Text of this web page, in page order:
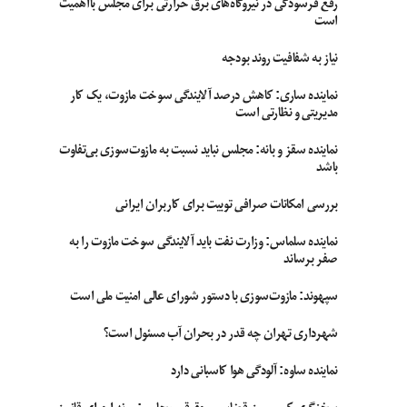
است
نیاز به شفافیت روند بودجه
نماینده ساری: کاهش درصد آلایندگی سوخت مازوت، یک کار
مدیریتی و نظارتی است
نماینده سقز و بانه: مجلس نباید نسبت به مازوت‌سوزی بی‌تفاوت
باشد
بررسی امکانات صرافی توبیت برای کاربران ایرانی
نماینده سلماس: وزارت نفت باید آلایندگی سوخت مازوت را به
صفر برساند
سپهوند:‌ مازوت‌سوزی با دستور شورای عالی امنیت ملی است
شهرداری تهران چه قدر در بحران آب مسئول است؟
نماینده ساوه: آلودگی هوا کاسبانی دارد